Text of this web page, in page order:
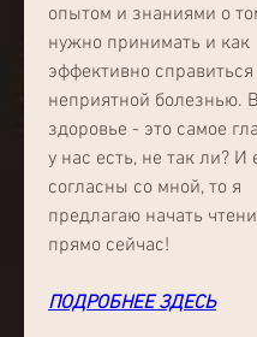
опытом и знаниями о
нужно принимать и как
эффективно справиться
неприятной болезнью.
здоровье - это самое
у нас есть, не так ли? И
согласны со мной, то я
предлагаю начать
прямо сейчас!
ПОДРОБНЕЕ ЗДЕСЬ